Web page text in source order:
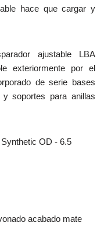
hace que cargar y
ajustable LBA
exteriormente por el
de serie bases
soportes para anillas
acabado mate